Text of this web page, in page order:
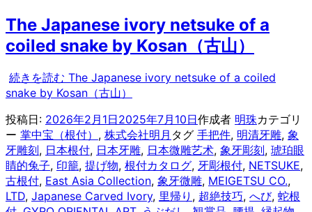
The Japanese ivory netsuke of a
coiled snake by Kosan（古山）
続きを読む The Japanese ivory netsuke of a coiled
snake by Kosan（古山）
投稿日: 2026年2月1日2025年7月10日作成者 明珠カテゴリ
ー 掌中宝（根付） , 株式会社明月 タグ 手把件, 明清牙雕, 象
牙雕刻, 日本根付, 日本牙雕, 日本微雕艺术, 象牙彫刻, 琥珀眼
睛的兔子, 印籠, 提げ物, 根付カタログ, 牙彫根付, NETSUKE,
古根付, East Asia Collection, 象牙微雕, MEIGETSU CO.,
LTD, Japanese Carved Ivory, 里帰り , 超絶技巧, へび, 蛇根